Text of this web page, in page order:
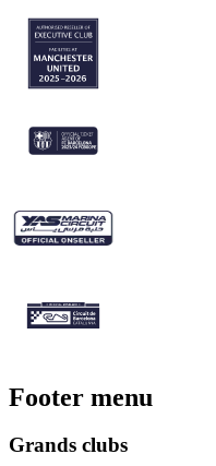
Footer menu
Grands clubs